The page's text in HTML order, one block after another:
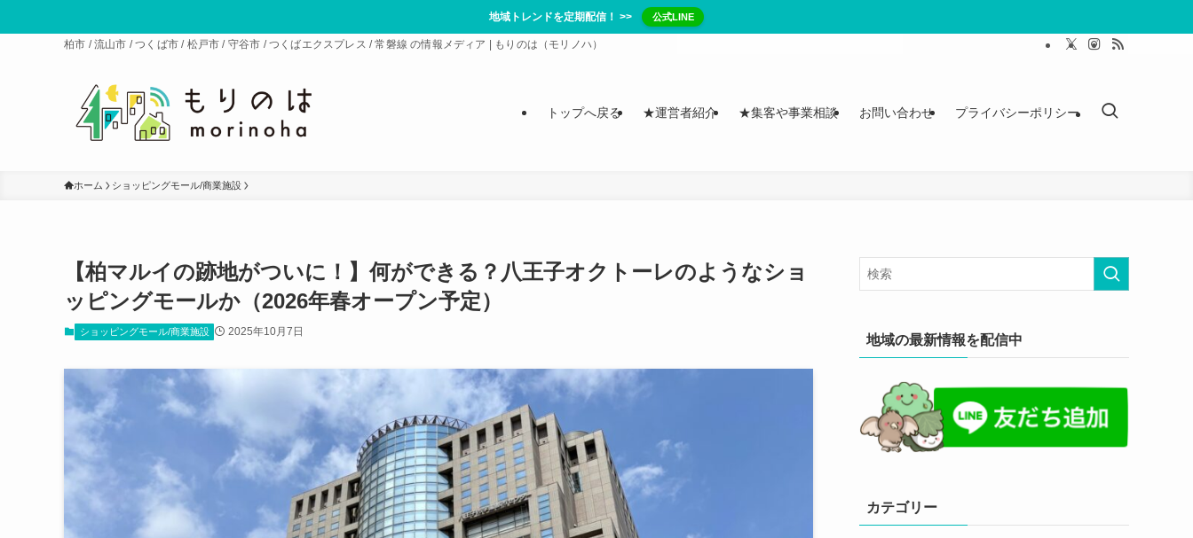
地域トレンドを定期配信！ >> 公式LINE
柏市 / 流山市 / つくば市 / 松戸市 / 守谷市 / つくばエクスプレス / 常磐線 の情報メディア | もりのは（モリノハ）
トップへ戻る ★運営者紹介 ★集客や事業相談 お問い合わせ プライバシーポリシー
ホーム ショッピングモール/商業施設
【柏マルイの跡地がついに！】何ができる？八王子オクトーレのようなショ
ッピングモールか（2026年春オープン予定）
ショッピングモール/商業施設 2025年10月7日
地域の最新情報を配信中
カテゴリー